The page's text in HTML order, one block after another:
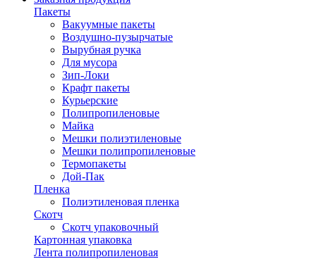
Пакеты
Вакуумные пакеты
Воздушно-пузырчатые
Вырубная ручка
Для мусора
Зип-Локи
Крафт пакеты
Курьерские
Полипропиленовые
Майка
Мешки полиэтиленовые
Мешки полипропиленовые
Термопакеты
Дой-Пак
Пленка
Полиэтиленовая пленка
Скотч
Скотч упаковочный
Картонная упаковка
Лента полипропиленовая